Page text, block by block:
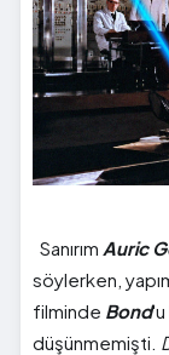
Sanırım Auric
söylerken,
filminde Bond'u
düşünmemişti.